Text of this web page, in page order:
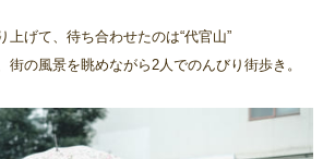
上げて、待ち合わせたのは“代官山”
街の風景を眺めながら2人でのんびり街歩き。